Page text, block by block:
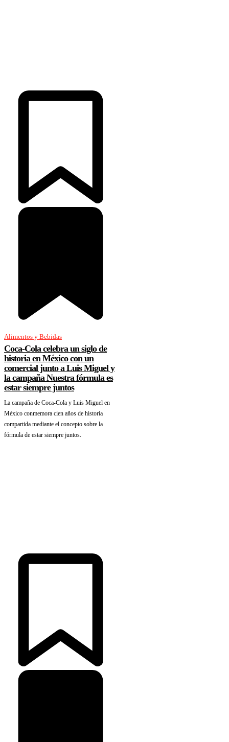
Alimentos y Bebidas
Coca-Cola celebra un siglo de
historia en México con un
comercial junto a Luis Miguel y
la campaña Nuestra fórmula es
estar siempre juntos
La campaña de Coca-Cola y Luis Miguel en
México conmemora cien años de historia
compartida mediante el concepto sobre la
fórmula de estar siempre juntos.